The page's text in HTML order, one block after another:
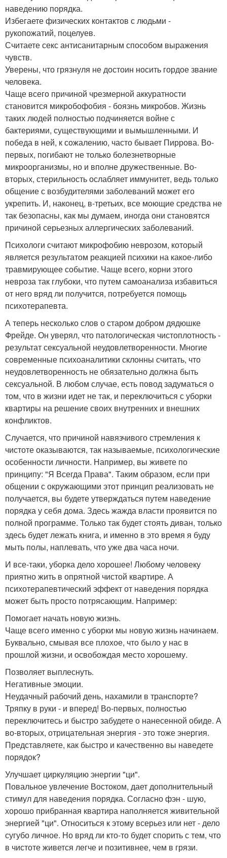
наведению порядка.
Избегаете физических контактов с людьми -
рукопожатий, поцелуев.
Считаете секс антисанитарным способом выражения
чувств.
Уверены, что грязнуля не достоин носить гордое звание
человека.
Чаще всего причиной чрезмерной аккуратности
становится микробофобия - боязнь микробов. Жизнь
таких людей полностью подчиняется войне с
бактериями, существующими и вымышленными. И
победа в ней, к сожалению, часто бывает Пиррова. Во-
первых, погибают не только болезнетворные
микроорганизмы, но и вполне дружественные. Во-
вторых, стерильность ослабляет иммунитет, ведь только
общение с возбудителями заболеваний может его
укрепить. И, наконец, в-третьих, все моющие средства не
так безопасны, как мы думаем, иногда они становятся
причиной серьезных аллергических заболеваний.
Психологи считают микрофобию неврозом, который
является результатом реакцией психики на какое-либо
травмирующее событие. Чаще всего, корни этого
невроза так глубоки, что путем самоанализа избавиться
от него вряд ли получится, потребуется помощь
психотерапевта.
А теперь несколько слов о старом добром дядюшке
Фрейде. Он уверял, что патологическая чистоплотность -
результат сексуальной неудовлетворенности. Многие
современные психоаналитики склонны считать, что
неудовлетворенность не обязательно должна быть
сексуальной. В любом случае, есть повод задуматься о
том, что в жизни идет не так, и переключиться с уборки
квартиры на решение своих внутренних и внешних
конфликтов.
Случается, что причиной навязчивого стремления к
чистоте оказываются, так называемые, психологические
особенности личности. Например, вы живете по
принципу: "Я Всегда Права". Таким образом, если при
общении с окружающими этот принцип реализовать не
получается, вы будете утверждаться путем наведение
порядка у себя дома. Здесь жажда власти проявится по
полной программе. Только так будет стоять диван, только
здесь будет лежать книга, и именно в это время я буду
мыть полы, наплевать, что уже два часа ночи.
И все-таки, уборка дело хорошее! Любому человеку
приятно жить в опрятной чистой квартире. А
психотерапевтический эффект от наведения порядка
может быть просто потрясающим. Например:
Помогает начать новую жизнь.
Чаще всего именно с уборки мы новую жизнь начинаем.
Буквально, смывая все плохое, что было у нас в
прошлой жизни, и освобождая место хорошему.
Позволяет выплеснуть.
Негативные эмоции.
Неудачный рабочий день, нахамили в транспорте?
Тряпку в руки - и вперед! Во-первых, полностью
переключитесь и быстро забудете о нанесенной обиде. А
во-вторых, отрицательная энергия - это тоже энергия.
Представляете, как быстро и качественно вы наведете
порядок?
Улучшает циркуляцию энергии "ци".
Повальное увлечение Востоком, дает дополнительный
стимул для наведения порядка. Согласно фэн - шую,
хорошо прибранная квартира наполняется живительной
энергией "ци". Относиться к этому всерьез или нет - дело
сугубо личное. Но вряд ли кто-то будет спорить с тем, что
в чистоте живется легче и позитивнее, чем в грязи.